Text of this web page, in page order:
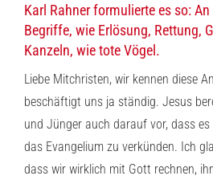
Karl Rahner formulierte es so:
Begriffe, wie Erlösung, Rettung,
Kanzeln, wie tote Vögel.
Liebe Mitchristen, wir kennen diese
beschäftigt uns ja ständig. Jesus
und Jünger auch darauf vor, dass
das Evangelium zu verkünden. Ich
dass wir wirklich mit Gott rechnen,